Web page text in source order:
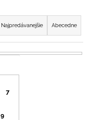
Najpredávanejšie Abecedne
7
9